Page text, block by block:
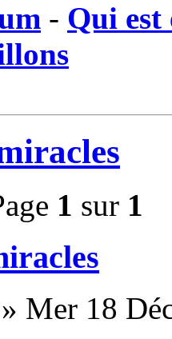
- Qui est
1 sur 1
» Mer 18